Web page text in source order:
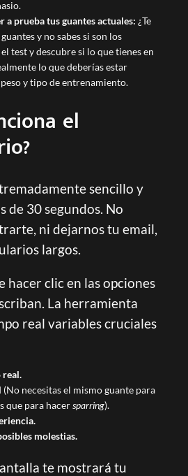
a prueba tus guantes actuales: ¿Te
y no sabes si son los
test y descubre si lo que tienes en
lo que deberías estar
y tipo de entrenamiento.
el
sencillo y
de 30 segundos. No
ni dejarnos tu email,
largos.
hacer clic en las opciones
La herramienta
real variables cruciales
real.
(No necesitas el mismo guante para
que para hacersparring).
molestias.
te mostrará tu